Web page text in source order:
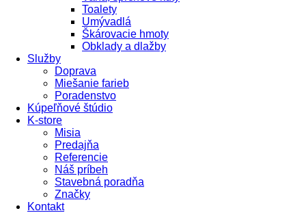
Toalety
Umývadlá
Škárovacie hmoty
Obklady a dlažby
Služby
Doprava
Miešanie farieb
Poradenstvo
Kúpeľňové štúdio
K-store
Misia
Predajňa
Referencie
Náš príbeh
Stavebná poradňa
Značky
Kontakt